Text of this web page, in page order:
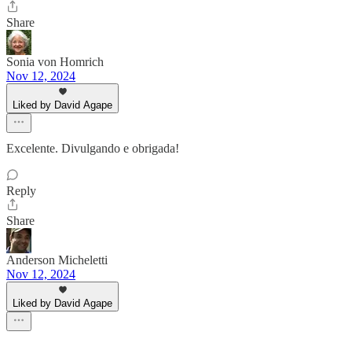
Share
Sonia von Homrich
Nov 12, 2024
Liked by David Agape
Excelente. Divulgando e obrigada!
Reply
Share
Anderson Micheletti
Nov 12, 2024
Liked by David Agape